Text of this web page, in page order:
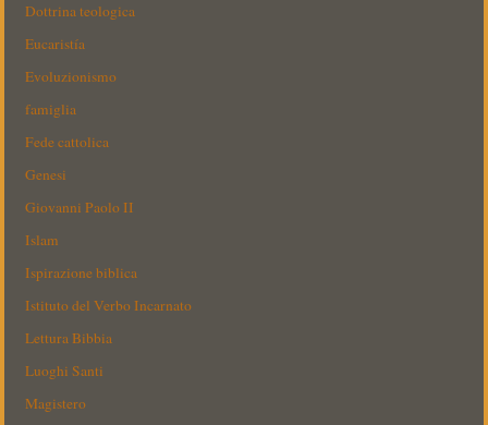
Dottrina teologica
Eucaristía
Evoluzionismo
famiglia
Fede cattolica
Genesi
Giovanni Paolo II
Islam
Ispirazione biblica
Istituto del Verbo Incarnato
Lettura Bibbia
Luoghi Santi
Magistero